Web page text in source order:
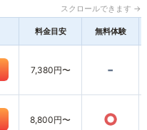
スクロールできます →
料金目安 無料体験
7,380円〜 -
8,800円〜 ○